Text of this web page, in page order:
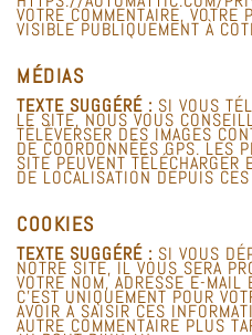
VOTRE COMMENTAIRE, VOTRE
VISIBLE PUBLIQUEMENT À
MÉDIAS
TEXTE SUGGÉRÉ : SI VOUS
LE SITE, NOUS VOUS
TÉLÉVERSER DES IMAGES
DE COORDONNÉES GPS. LES
SITE PEUVENT TÉLÉCHARGER
DE LOCALISATION DEPUIS
COOKIES
TEXTE SUGGÉRÉ : SI VOUS
NOTRE SITE, IL VOUS SERA
VOTRE NOM, ADRESSE E-
C’EST UNIQUEMENT POUR
AVOIR À SAISIR CES
AUTRE COMMENTAIRE PLUS